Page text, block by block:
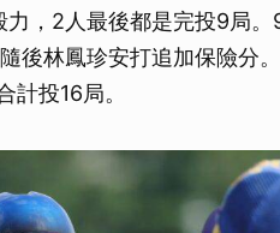
，2人最後都是完投9局。
後林鳳珍安打追加保險分
投16局。